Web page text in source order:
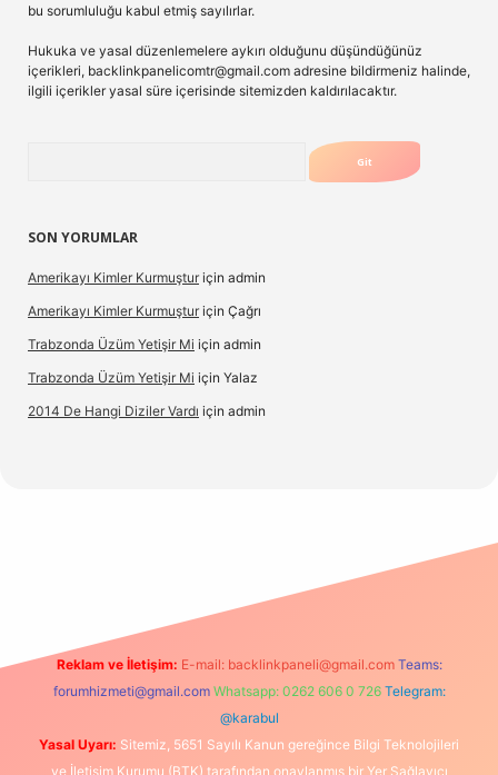
bu sorumluluğu kabul etmiş sayılırlar.
Hukuka ve yasal düzenlemelere aykırı olduğunu düşündüğünüz
içerikleri, backlinkpanelicomtr@gmail.com adresine bildirmeniz halinde,
ilgili içerikler yasal süre içerisinde sitemizden kaldırılacaktır.
SON YORUMLAR
Amerikayı Kimler Kurmuştur için admin
Amerikayı Kimler Kurmuştur için Çağrı
Trabzonda Üzüm Yetişir Mi için admin
Trabzonda Üzüm Yetişir Mi için Yalaz
2014 De Hangi Diziler Vardı için admin
Reklam ve İletişim: E-mail: backlinkpaneli@gmail.com Teams:
forumhizmeti@gmail.com Whatsapp: 0262 606 0 726 Telegram:
@karabul
Yasal Uyarı: Sitemiz, 5651 Sayılı Kanun gereğince Bilgi Teknolojileri
ve İletişim Kurumu (BTK) tarafından onaylanmış bir Yer Sağlayıcı